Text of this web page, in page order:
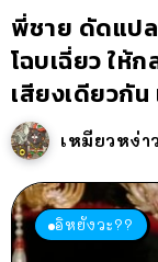
พี่ชาย ดัดแป
โฉบเฉี่ยว ให้
เสียงเดียวกัน
เหมียวหง่าว
อิหยังวะ??